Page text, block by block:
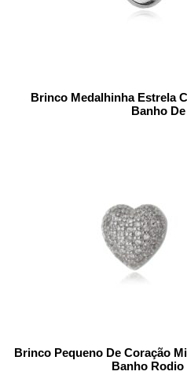
Brinco Medalhinha Estrela
Banho
Brinco Pequeno De Coração
Banho